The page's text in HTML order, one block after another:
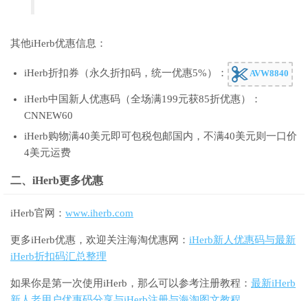
其他iHerb优惠信息：
iHerb折扣券（永久折扣码，统一优惠5%）： AVW8840
iHerb中国新人优惠码（全场满199元获85折优惠）：
CNNEW60
iHerb购物满40美元即可包税包邮国内，不满40美元则一口价
4美元运费
二、iHerb更多优惠
iHerb官网： www.iherb.com
更多iHerb优惠，欢迎关注海淘优惠网： iHerb新人优惠码与最新
iHerb折扣码汇总整理
如果你是第一次使用iHerb，那么可以参考注册教程： 最新iHerb